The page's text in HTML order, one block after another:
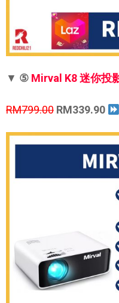
▼ ⑤ Mirval K8 迷你投
RM799.00 RM339.90